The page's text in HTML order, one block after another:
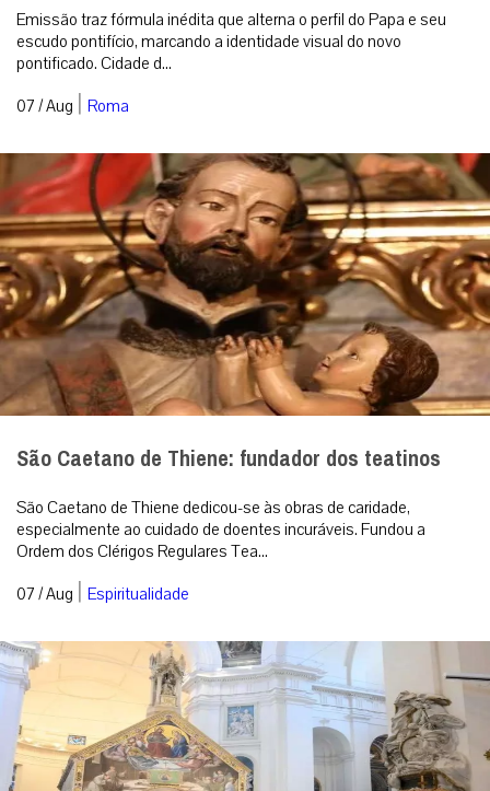
Emissão traz fórmula inédita que alterna o perfil do Papa e seu
escudo pontifício, marcando a identidade visual do novo
pontificado. Cidade d...
07 / Aug | Roma
São Caetano de Thiene: fundador dos teatinos
São Caetano de Thiene dedicou-se às obras de caridade,
especialmente ao cuidado de doentes incuráveis. Fundou a
Ordem dos Clérigos Regulares Tea...
07 / Aug | Espiritualidade